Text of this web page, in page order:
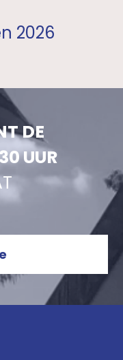
2026
DE
UUR